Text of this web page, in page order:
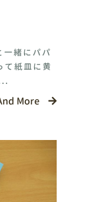
一緒にパパ
て紙皿に黄
More